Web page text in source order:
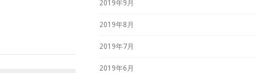
2019年9月
2019年8月
2019年7月
2019年6月